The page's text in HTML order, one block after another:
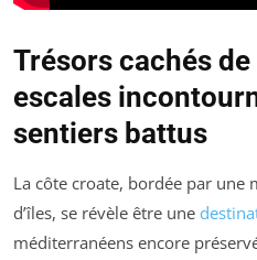
Trésors cachés
escales
sentiers battus
La côte croate, bordée par
d’îles, se révèle être une
méditerranéens encore